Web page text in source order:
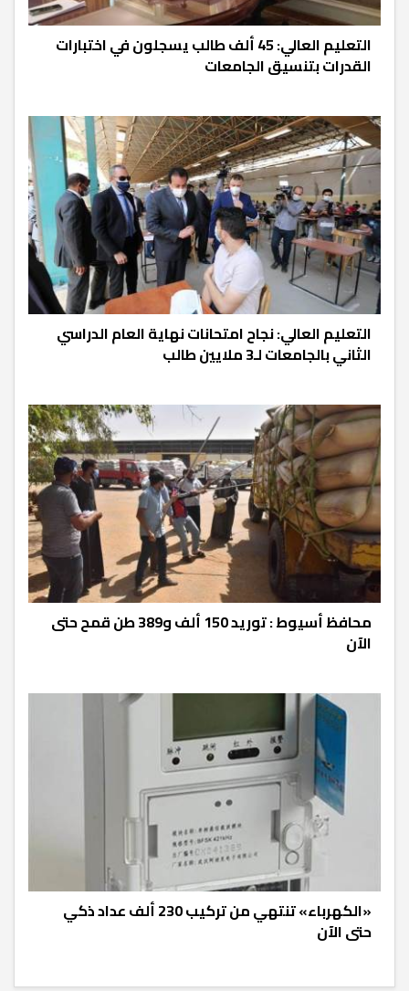
التعليم العالي: 45 ألف طالب يسجلون في اختبارات
القدرات بتنسيق الجامعات
التعليم العالي: نجاح امتحانات نهاية العام الدراسي
الثاني بالجامعات لـ3 ملايين طالب
محافظ أسيوط : توريد 150 ألف و389 طن قمح حتى
الآن
«الكهرباء» تنتهي من تركيب 230 ألف عداد ذكي
حتى الآن